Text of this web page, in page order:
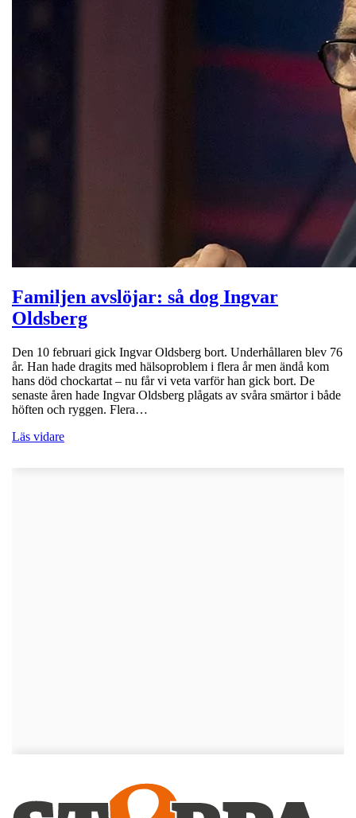
Familjen avslöjar: så dog Ingvar
Oldsberg
Den 10 februari gick Ingvar Oldsberg bort. Underhållaren blev 76
år. Han hade dragits med hälsoproblem i flera år men ändå kom
hans död chockartat – nu får vi veta varför han gick bort. De
senaste åren hade Ingvar Oldsberg plågats av svåra smärtor i både
höften och ryggen. Flera…
Läs vidare